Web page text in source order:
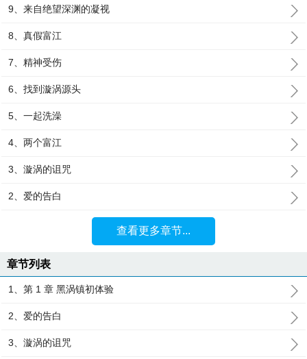
9、来自绝望深渊的凝视
8、真假富江
7、精神受伤
6、找到漩涡源头
5、一起洗澡
4、两个富江
3、漩涡的诅咒
2、爱的告白
查看更多章节...
章节列表
1、第 1 章 黑涡镇初体验
2、爱的告白
3、漩涡的诅咒